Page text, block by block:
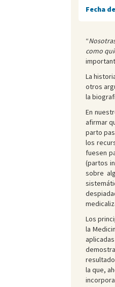
Fecha
“
como
La
otros
la
En
afirmar
parto
los
fuesen
(partos
sobre
Los
la
la que,